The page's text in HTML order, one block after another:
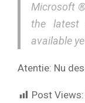
Microsoft
the latest
available
Atentie: Nu
Post Views: